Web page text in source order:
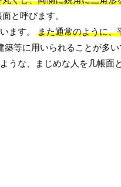
と呼びます。
ます。 また通常のように、
築等に用いられることが多
うな、まじめな人を几帳面